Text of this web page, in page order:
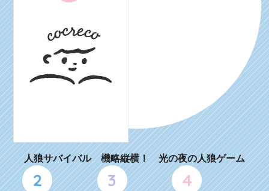
人狼サバイバル 機略縦横！ 光の夜の人狼ゲーム
2 3 4